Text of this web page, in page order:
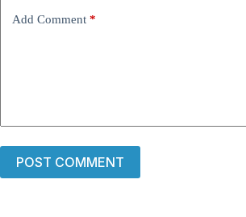
Add Comment *
POST COMMENT